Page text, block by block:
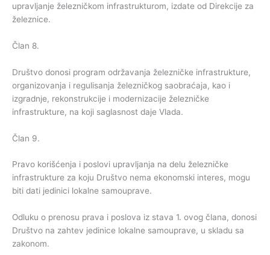
upravljanje železničkom infrastrukturom, izdate od Direkcije za
železnice.
Član 8.
Društvo donosi program održavanja železničke infrastrukture,
organizovanja i regulisanja železničkog saobraćaja, kao i
izgradnje, rekonstrukcije i modernizacije železničke
infrastrukture, na koji saglasnost daje Vlada.
Član 9.
Pravo korišćenja i poslovi upravljanja na delu železničke
infrastrukture za koju Društvo nema ekonomski interes, mogu
biti dati jedinici lokalne samouprave.
Odluku o prenosu prava i poslova iz stava 1. ovog člana, donosi
Društvo na zahtev jedinice lokalne samouprave, u skladu sa
zakonom.